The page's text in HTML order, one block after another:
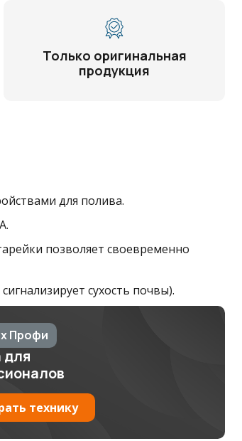
Только оригинальная
продукция
для полива.
позволяет своевременно
сухость почвы).
Профи
для
технику